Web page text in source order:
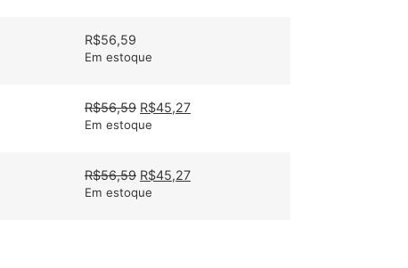
R$56,59
Em estoque
R$56,59 R$45,27
Em estoque
R$56,59 R$45,27
Em estoque